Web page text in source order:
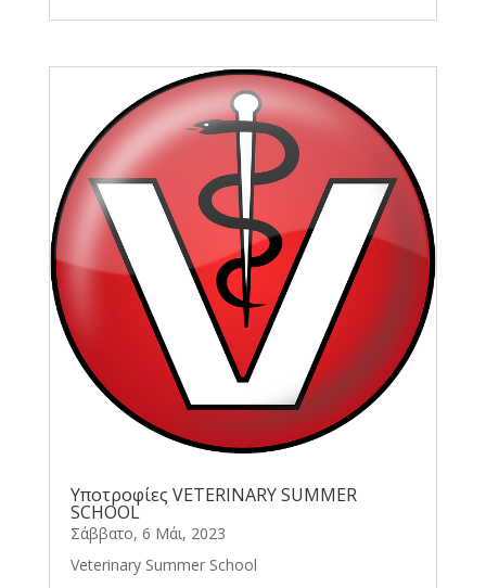
Υποτροφίες VETERINARY SUMMER
SCHOOL
Σάββατο, 6 Μάι, 2023
Veterinary Summer School